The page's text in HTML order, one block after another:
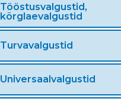
Tööstusvalgustid,
kõrglaevalgustid
Turvavalgustid
Universaalvalgustid